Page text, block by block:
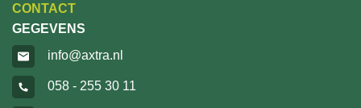
CONTACT
GEGEVENS
info@axtra.nl
058 - 255 30 11